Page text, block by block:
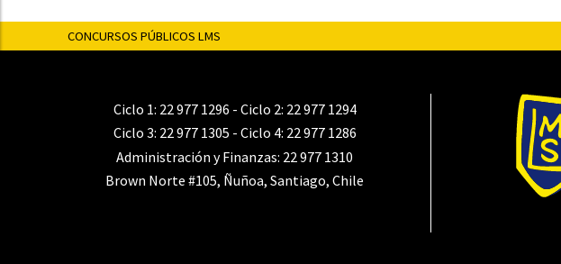
CONCURSOS PÚBLICOS LMS
Ciclo 1: 22 977 1296 - Ciclo 2: 22 977 1294
Ciclo 3: 22 977 1305 - Ciclo 4: 22 977 1286
Administración y Finanzas: 22 977 1310
Brown Norte #105, Ñuñoa, Santiago, Chile